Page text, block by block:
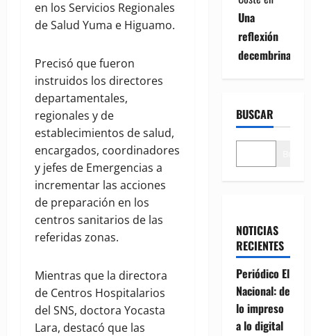
en los Servicios Regionales
de Salud Yuma e Higuamo.
Precisó que fueron
instruidos los directores
departamentales,
regionales y de
establecimientos de salud,
encargados, coordinadores
y jefes de Emergencias a
incrementar las acciones
de preparación en los
centros sanitarios de las
referidas zonas.
Mientras que la directora
de Centros Hospitalarios
del SNS, doctora Yocasta
Lara, destacó que las
Una
reflexión
decembrina
BUSCAR
NOTICIAS
RECIENTES
Periódico El
Nacional: de
lo impreso
a lo digital